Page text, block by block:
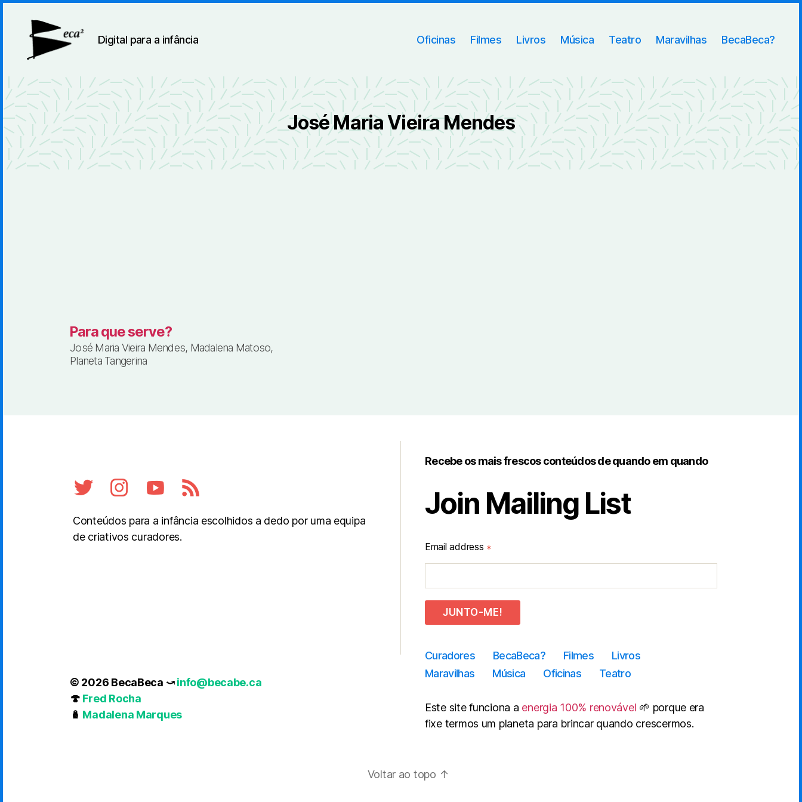
Digital para a infância Oficinas Filmes Livros Música Teatro Maravilhas BecaBeca?
José Maria Vieira Mendes
Para que serve?
José Maria Vieira Mendes, Madalena Matoso,
Planeta Tangerina
Conteúdos para a infância escolhidos a dedo por uma equipa
de criativos curadores.
Recebe os mais frescos conteúdos de quando em quando
Join Mailing List
Email address *
JUNTO-ME!
© 2026 BecaBeca ⤻info@becabe.ca
🍄 Fred Rocha
🪆 Madalena Marques
Curadores BecaBeca? Filmes
Livros
Maravilhas
Música Oficinas Teatro
Este site funciona a energia 100% renovável 🌱 porque era
fixe termos um planeta para brincar quando crescermos.
Voltar ao topo ↑